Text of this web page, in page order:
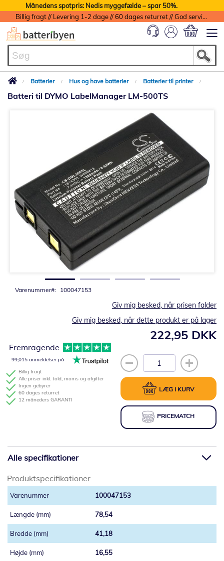
Månedens spotpris: Nedis myggefælde – spar 50%.
Billig fragt // Levering 1-2 dage // 60 dages returret // God service med garanti
Batterier Hus og have batterier Batterier til printer
Batteri til DYMO LabelManager LM-500TS
Varenummer 100047153
222,95 DKK
Giv mig besked, når prisen falder
Giv mig besked, når dette produkt er på lager
LÆG I KURV
PRICEMATCH
Billig fragt
Alle priser inkl. told, moms og afgifter
Ingen gebyrer
60 dages returret
12 måneders GARANTI
Fremragende
99,015 anmeldelser på
billedgalleriet
Alle specifikationer
Produktspecifikationer
100047153
78,54
41,18
16,55